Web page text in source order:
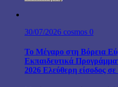
30/07/2026 cosmos 0
Το Μέγαρο στη Βόρεια
Εκπαιδευτικά
2026 Ελεύθερη είσοδος σε